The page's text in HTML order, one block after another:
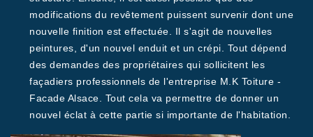
modifications du revêtement puissent survenir dont une
nouvelle finition est effectuée. Il s'agit de nouvelles
peintures, d'un nouvel enduit et un crépi. Tout dépend
des demandes des propriétaires qui sollicitent les
façadiers professionnels de l'entreprise M.K Toiture -
Facade Alsace. Tout cela va permettre de donner un
nouvel éclat à cette partie si importante de l'habitation.